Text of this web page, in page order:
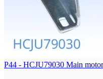
P44 - HCJU79030 Main